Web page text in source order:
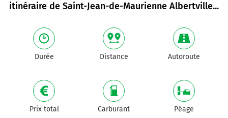
itinéraire de Saint-Jean-de-Maurienne Albertville...
Durée Distance Autoroute
Prix total Carburant Péage